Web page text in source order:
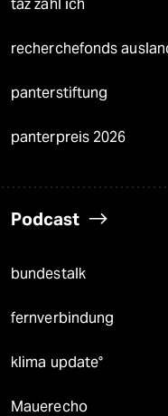
taz zahl ich
recherchefonds
panterstiftung
panterpreis 2026
Podcast
bundestalk
fernverbindung
klima update°
Mauerecho